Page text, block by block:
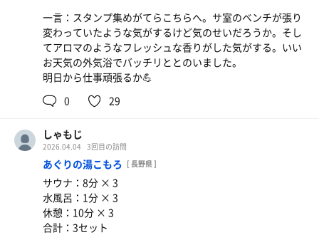
ができた。今後パワーアップしていただけることに期待し
たい。
リニューアルおめでとうございます。またイキタイ！
一言：スタンプ集めがてらこちらへ。サ室のベンチが張り
変わっていたような気がするけど気のせいだろうか。そし
てアロマのようなフレッシュな香りがした気がする。いい
お天気の外気浴でバッチリととのいました。
明日から仕事頑張るか💪
0
29
しゃもじ
2026.04.04 3回目の訪問
あぐりの湯こもろ [ 長野県 ]
サウナ：8分 × 3
水風呂：1分 × 3
休憩：10分 × 3
合計：3セット